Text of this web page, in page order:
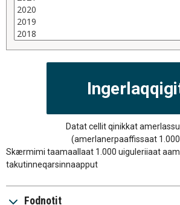
Datat cellit qinikkat
(amerlanerpaaffissaat
Skærmimi taamaallaat 1.000 uiguleriiaat
takutinneqarsinnaapput
Fodnotit